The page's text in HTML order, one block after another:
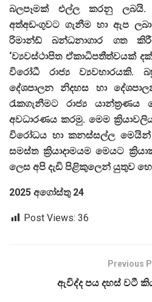
බලපෑමක් එල්ල කරනු ලබයි.
අත්අඩංගුවට ගැනීම හා ඇප
රිමාන්ඩ් බන්ධනාගාර ගත
‘ව්‍යවස්ථාපිත ඒකාධිපතීත්වයක්
විරෝධී රාජ්‍ය ව්‍යවහාරයකි.
දේශපාලන නිදහස හා
රැකගැනීමට රාජ්‍ය
අවධාරණය කරමු. මෙම
විරෝධය හා කනස්සල්ල මෙයින්
සමස්ත ක්‍රියාදාමයම මෙයට
ලෙස අපි දැඩි පිළිකුලෙන් යුතුව
2025 අගෝස්තු 24
Post Views: 36
Previous
ඇවිද්ද පය දහස් වටී